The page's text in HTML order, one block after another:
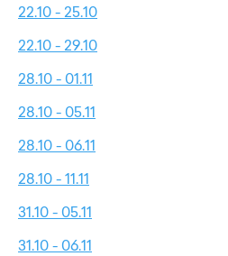
22.10 - 25.10
22.10 - 29.10
28.10 - 01.11
28.10 - 05.11
28.10 - 06.11
28.10 - 11.11
31.10 - 05.11
31.10 - 06.11